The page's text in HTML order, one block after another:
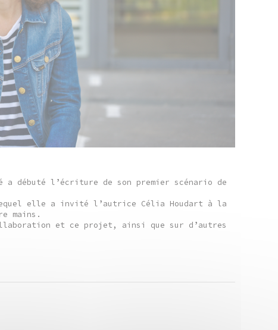
a débuté l’écriture de son premier scénario de
elle a invité l’autrice Célia Houdart à la
mains.
et ce projet, ainsi que sur d’autres